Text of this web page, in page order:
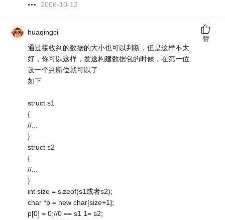
2006-10-12
huaqingci
通过接收到的数据的大小也可以判断，但是这样不太
好，你可以这样，发送构建数据包的时候，在第一位
设一个判断位就可以了
如下
struct s1
{
//...
}
struct s2
{
//...
}
int size = sizeof(s1或者s2);
char *p = new char[size+1];
p[0] = 0;//0 == s1 1= s2;
赞